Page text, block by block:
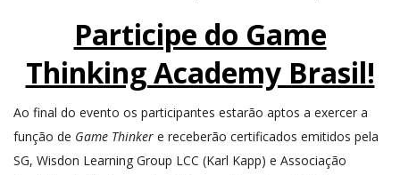
Participe do Game
Thinking Academy Brasil!
Ao final do evento os participantes estarão aptos a exercer a
função de Game Thinker e receberão certificados emitidos pela
SG, Wisdon Learning Group LCC (Karl Kapp) e Associação